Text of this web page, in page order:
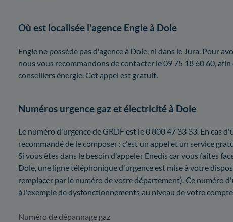
Où est localisée l'agence Engie à Dole
Engie ne possède pas d'agence à Dole, ni dans le Jura. Pour
nous vous recommandons de contacter le 09 75 18 60 60,
conseillers énergie. Cet appel est gratuit.
Numéros urgence gaz et électricité à Dole
Le numéro d'urgence de GRDF est le 0 800 47 33 33. En cas
recommandé de le composer : c'est un appel et un service
Si vous êtes dans le besoin d'appeler Enedis car vous faites
Dole, une ligne téléphonique d'urgence est mise à votre
remplacer par le numéro de votre département). Ce numéro
à l'exemple de dysfonctionnements au niveau de votre
Numéro de dépannage gaz